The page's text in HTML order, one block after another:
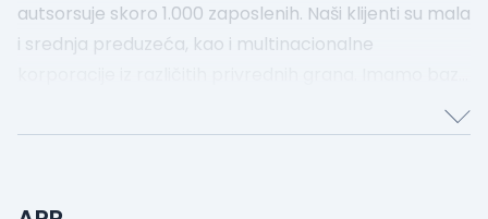
autsorsuje skoro 1.000 zaposlenih. Naši klijenti su mala
i srednja preduzeća, kao i multinacionalne
stručnjaka iz različitih sektora i više od 60.000